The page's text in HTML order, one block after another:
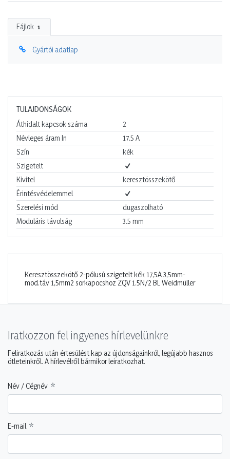
Fájlok 1
Gyártói adatlap
TULAJDONSÁGOK
Áthidalt kapcsok száma
2
Névleges áram In
17.5 A
Szín
kék
Szigetelt
Kivitel
keresztösszekötő
Érintésvédelemmel
Szerelési mód
dugaszolható
Moduláris távolság
3.5 mm
Keresztösszekötő 2-pólusú szigetelt kék 17,5A 3,5mm-
mod.táv 1,5mm2 sorkapocshoz ZQV 1.5N/2 BL Weidmüller
Iratkozzon fel ingyenes hírlevelünkre
Feliratkozás után értesülést kap az újdonságainkról, legújabb hasznos
ötleteinkről. A hírlevélről bármikor leiratkozhat.
Név / Cégnév
E-mail